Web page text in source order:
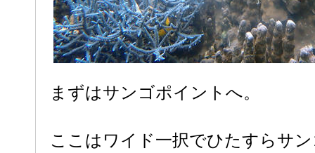
まずはサンゴポイントへ。
ここはワイド一択でひたすらサ